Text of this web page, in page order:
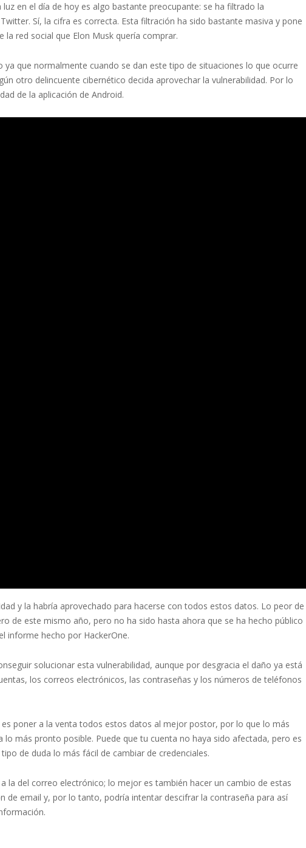
en el día de hoy es algo bastante preocupante: se ha filtrado la
Sí, la cifra es correcta. Esta filtración ha sido bastante masiva y pone
red social que Elon Musk quería comprar.
que normalmente cuando se dan este tipo de situaciones lo que ocurre
otro delincuente cibernético decida aprovechar la vulnerabilidad. Por lo
de la aplicación de Android.
y la habría aprovechado para hacerse con todos estos datos. Lo peor de
de este mismo año, pero no ha sido hasta ahora que se ha hecho público
informe hecho por HackerOne.
solucionar esta vulnerabilidad, aunque por desgracia el daño ya está
los correos electrónicos, las contraseñas y los números de teléfonos
poner a la venta todos estos datos al mejor postor, por lo que lo más
más pronto posible. Puede que tu cuenta no haya sido afectada, pero es
de duda lo más fácil de cambiar de credenciales.
la del correo electrónico; lo mejor es también hacer un cambio de estas
de email y, por lo tanto, podría intentar descifrar la contraseña para así